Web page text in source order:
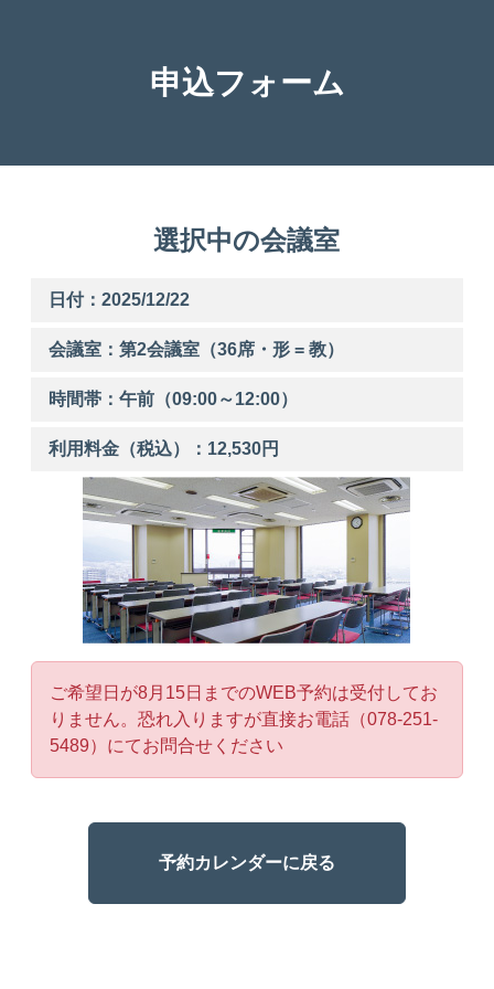
申込フォーム
選択中の会議室
日付：2025/12/22
会議室：第2会議室（36席・形 = 教）
時間帯：午前 （09:00～12:00）
利用料金（税込）： 12,530円
ご希望日が8月15日までのWEB予約は受付してお
りません。恐れ入りますが直接お電話（078-251-
5489）にてお問合せください
予約カレンダーに戻る